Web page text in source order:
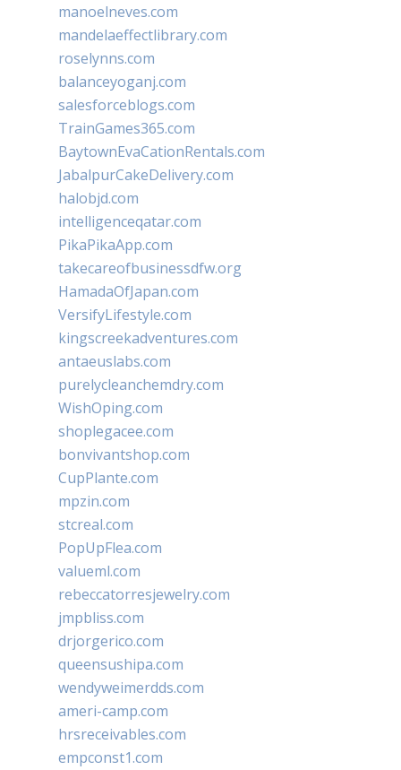
manoelneves.com
mandelaeffectlibrary.com
roselynns.com
balanceyoganj.com
salesforceblogs.com
TrainGames365.com
BaytownEvaCationRentals.com
JabalpurCakeDelivery.com
halobjd.com
intelligenceqatar.com
PikaPikaApp.com
takecareofbusinessdfw.org
HamadaOfJapan.com
VersifyLifestyle.com
kingscreekadventures.com
antaeuslabs.com
purelycleanchemdry.com
WishOping.com
shoplegacee.com
bonvivantshop.com
CupPlante.com
mpzin.com
stcreal.com
PopUpFlea.com
valueml.com
rebeccatorresjewelry.com
jmpbliss.com
drjorgerico.com
queensushipa.com
wendyweimerdds.com
ameri-camp.com
hrsreceivables.com
empconst1.com